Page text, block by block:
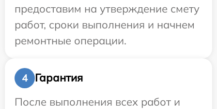
предоставим на утверждение смету
работ, сроки выполнения и начнем
ремонтные операции.
4
Гарантия
После выполнения всех работ и